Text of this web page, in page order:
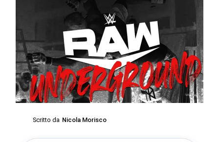
Scritto da Nicola Morisco